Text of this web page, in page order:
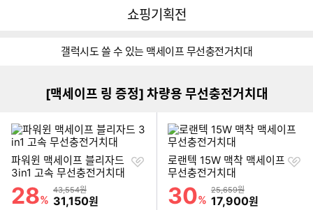
다나와
쇼핑기획전
갤럭시도 쓸 수 있는 맥세이프 무선충전거치대
[맥세이프 링 증정] 차량용 무선충전거치대
파워윈 맥세이프 블리자드
3in1 고속 무선충전거치대
할인률
28%
상품금액
43,554원
할인금액
31,150원
찜
로랜텍 15W 맥착 맥세이프
무선충전거치대
할인률
30%
상품금액
25,659원
할인금액
17,900원
찜